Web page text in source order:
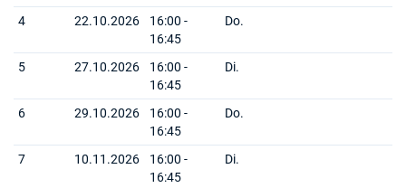
4 22.10.2026
16:00 -
16:45
Do.
5 27.10.2026
16:00 -
16:45
Di.
6 29.10.2026
16:00 -
16:45
Do.
7 10.11.2026
16:00 -
16:45
Di.